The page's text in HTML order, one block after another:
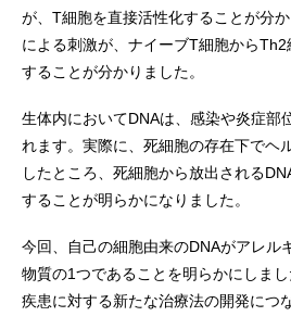
が、T細胞を直接活性化することが分
による刺激が、ナイーブT細胞から
することが分かりました。
生体内においてDNAは、感染や炎症部
れます。実際に、死細胞の存在下でヘ
したところ、死細胞から放出される
することが明らかになりました。
今回、自己の細胞由来のDNAがアレル
物質の1つであることを明らかにしま
疾患に対する新たな治療法の開発につ